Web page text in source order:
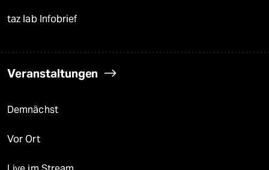
taz lab Infobrief
Veranstaltungen
Demnächst
Vor Ort